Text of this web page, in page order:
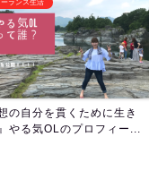
識・自己啓発
回アファメーションの効果に
！人生の流れを変...